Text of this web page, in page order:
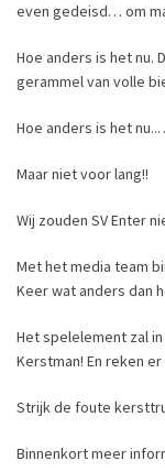
even gedeisd… om
Hoe anders is het nu.
gerammel van volle
Hoe anders is het
Maar niet voor lang!!
Wij zouden SV Enter
Met het media team
Keer wat anders dan
Het spelelement zal
Kerstman! En reken
Strijk de foute
Binnenkort meer